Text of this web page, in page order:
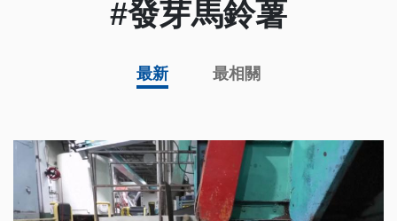
#發芽馬鈴薯
最新 最相關